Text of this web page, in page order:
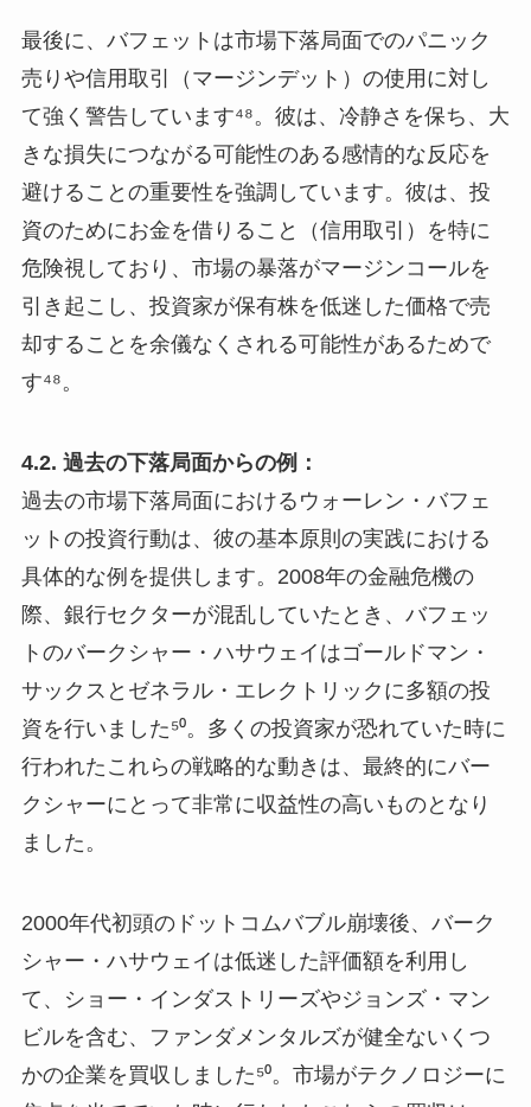
最後に、バフェットは市場下落局面でのパニック
売りや信用取引（マージンデット）の使用に対し
て強く警告しています⁴⁸。彼は、冷静さを保ち、大
きな損失につながる可能性のある感情的な反応を
避けることの重要性を強調しています。彼は、投
資のためにお金を借りること（信用取引）を特に
危険視しており、市場の暴落がマージンコールを
引き起こし、投資家が保有株を低迷した価格で売
却することを余儀なくされる可能性があるためで
す⁴⁸。
4.2. 過去の下落局面からの例：
過去の市場下落局面におけるウォーレン・バフェ
ットの投資行動は、彼の基本原則の実践における
具体的な例を提供します。2008年の金融危機の
際、銀行セクターが混乱していたとき、バフェッ
トのバークシャー・ハサウェイはゴールドマン・
サックスとゼネラル・エレクトリックに多額の投
資を行いました⁵⁰。多くの投資家が恐れていた時に
行われたこれらの戦略的な動きは、最終的にバー
クシャーにとって非常に収益性の高いものとなり
ました。
2000年代初頭のドットコムバブル崩壊後、バーク
シャー・ハサウェイは低迷した評価額を利用し
て、ショー・インダストリーズやジョンズ・マン
ビルを含む、ファンダメンタルズが健全ないくつ
かの企業を買収しました⁵⁰。市場がテクノロジーに